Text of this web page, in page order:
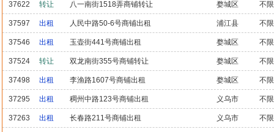
37622 转让 八一南街1518弄商铺转让 婺城区 不限
37597 出租 人民中路50-6号商铺出租 浦江县 不限
37546 出租 玉壶街441号商铺出租 婺城区 不限
37524 转让 双龙南街355号商铺转让 婺城区 不限
37498 出租 李渔路1607号商铺出租 婺城区 不限
37295 出租 稠州中路123号商铺出租 义乌市 不限
37263 出租 长春路211号商铺出租 义乌市 不限